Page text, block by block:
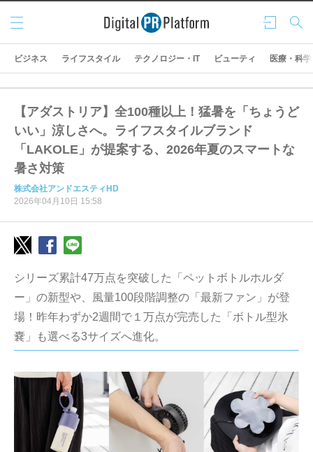
ログ
イン
検索
メニ
ュー
ビジネス ライフスタイル テクノロジー・IT ビューティ 医療・科学
【アダストリア】全100種以上！猛暑を「ちょうど
いい」涼しさへ。ライフスタイルブランド
「LAKOLE」が提案する、2026年夏のスマートな
暑さ対策
株式会社アンドエスティHD
2026年04月10日 15:58
シリーズ累計47万点を突破した「ペットボトルホルダ
ー」の新型や、風量100段階調整の「最新ファン」が登
場！昨年わずか2週間で１万点が完売した「ボトル型氷
嚢」も選べる3サイズへ進化。